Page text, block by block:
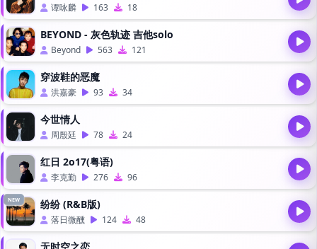
谭咏麟 163 18
BEYOND - 灰色轨迹 吉他solo
Beyond 563 121
穿波鞋的恶魔
洪嘉豪 93 34
今世情人
周殷廷 78 24
红日 2o17(粤语)
李克勤 276 96
NEW 纷纷 (R&B版)
落日微醺 124 48